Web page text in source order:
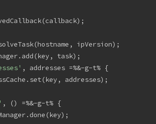
ipVersion);
task);
, addresses =%&-g-t% {
addresses);
, () =%&-g-t% {